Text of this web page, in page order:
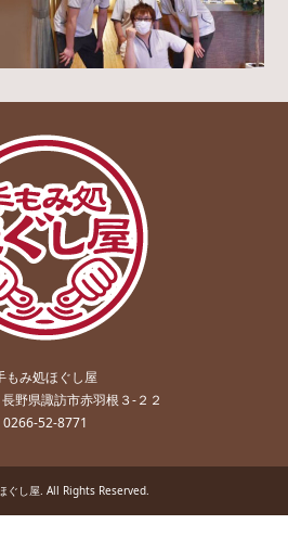
もみ処ほぐし屋
野県諏訪市赤羽根３-２２
0266-52-8771
ぐし屋 . All Rights Reserved.